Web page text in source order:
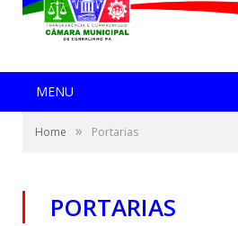
MENU
Home » Portarias
PORTARIAS